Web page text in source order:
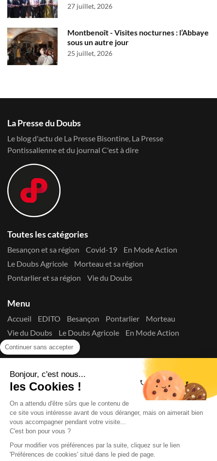
Continuer sans accepter
Bonjour, c'est nous...
les Cookies !
On a attendu d'être sûrs que le contenu de
ce site vous intéresse avant de vous déranger, mais on aimerait bien
vous accompagner pendant votre visite...
C'est bon pour vous ?
Pour modifier vos préférences par la suite, cliquez sur le lien
'Préférences de cookies' situé dans le pied de page.
27 juillet, 2026
Montbenoît - Visites nocturnes : l’Abbaye
sous un autre jour
25 juillet, 2026
La Presse du Doubs
Le blog d'actu de La Presse Bisontine, La Presse
Pontissalienne et du journal C'est à dire
Toutes les catégories
Besançon et sa région Covid-19
En Mode Action
Le Doubs Agricole
Morteau et sa région
Pontarlier et sa région
Vie du Doubs
Menu
Accueil EDITO Besançon Pontarlier
Morteau
Vie du Doubs
Le Doubs Agricole
En Mode Action
Contactez-nous !
Suivez-nous sur les réseaux
Copyright © 2026 La Presse du Doubs
2725-8165 - N° de commission paritaire : 1125 Y 94392
Données Personnelles
Mentions Légales